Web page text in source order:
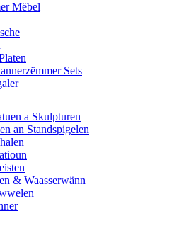
Mëbel
Sets
a Skulpturen
an Standspigelen
& Waasserwänn